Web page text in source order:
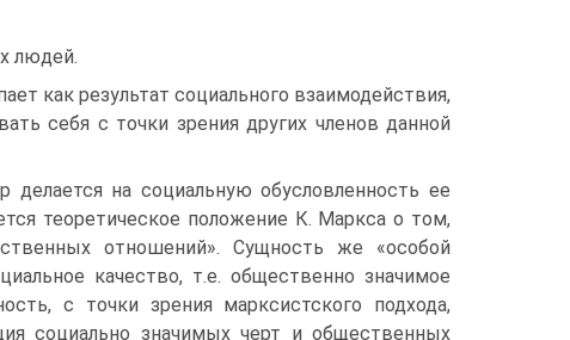
людей.
как результат социального взаимодействия,
себя с точки зрения других членов данной
на социальную обусловленность ее
теоретическое положение К. Маркса о том,
отношений». Сущность же «особой
качество, т.е. общественно значимое
с точки зрения марксистского подхода,
социально значимых черт и общественных